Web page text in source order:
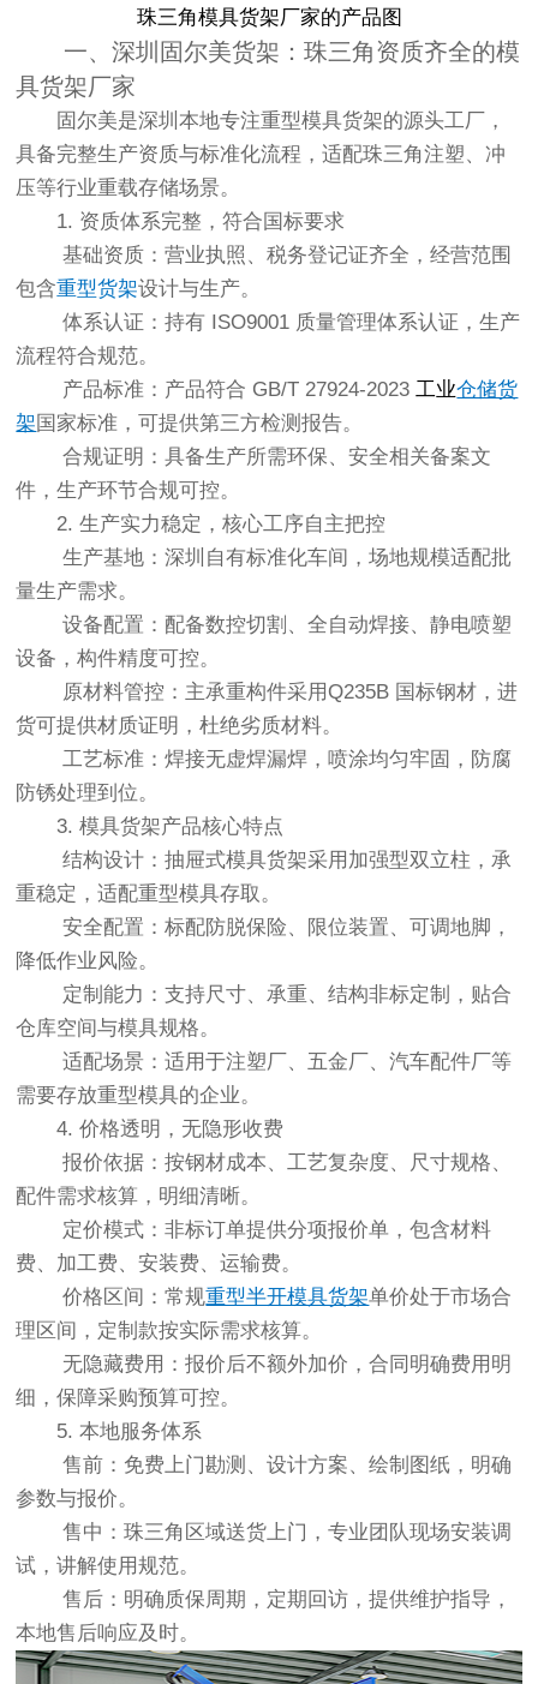
珠三角模具货架厂家的产品图
一、深圳固尔美货架：珠三角资质齐全的模
具货架厂家
固尔美是深圳本地专注重型模具货架的源头工厂，
具备完整生产资质与标准化流程，适配珠三角注塑、冲
压等行业重载存储场景。
1. 资质体系完整，符合国标要求
基础资质：营业执照、税务登记证齐全，经营范围
包含重型货架设计与生产。
体系认证：持有 ISO9001 质量管理体系认证，生产
流程符合规范。
产品标准：产品符合 GB/T 27924-2023 工业仓储货
架国家标准，可提供第三方检测报告。
合规证明：具备生产所需环保、安全相关备案文
件，生产环节合规可控。
2. 生产实力稳定，核心工序自主把控
生产基地：深圳自有标准化车间，场地规模适配批
量生产需求。
设备配置：配备数控切割、全自动焊接、静电喷塑
设备，构件精度可控。
原材料管控：主承重构件采用Q235B 国标钢材，进
货可提供材质证明，杜绝劣质材料。
工艺标准：焊接无虚焊漏焊，喷涂均匀牢固，防腐
防锈处理到位。
3. 模具货架产品核心特点
结构设计：抽屉式模具货架采用加强型双立柱，承
重稳定，适配重型模具存取。
安全配置：标配防脱保险、限位装置、可调地脚，
降低作业风险。
定制能力：支持尺寸、承重、结构非标定制，贴合
仓库空间与模具规格。
适配场景：适用于注塑厂、五金厂、汽车配件厂等
需要存放重型模具的企业。
4. 价格透明，无隐形收费
报价依据：按钢材成本、工艺复杂度、尺寸规格、
配件需求核算，明细清晰。
定价模式：非标订单提供分项报价单，包含材料
费、加工费、安装费、运输费。
价格区间：常规重型半开模具货架单价处于市场合
理区间，定制款按实际需求核算。
无隐藏费用：报价后不额外加价，合同明确费用明
细，保障采购预算可控。
5. 本地服务体系
售前：免费上门勘测、设计方案、绘制图纸，明确
参数与报价。
售中：珠三角区域送货上门，专业团队现场安装调
试，讲解使用规范。
售后：明确质保周期，定期回访，提供维护指导，
本地售后响应及时。